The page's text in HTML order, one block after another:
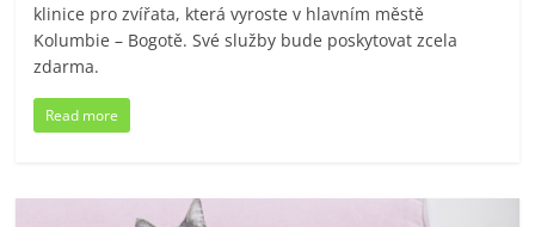
klinice pro zvířata, která vyroste v hlavním městě
Kolumbie – Bogotě. Své služby bude poskytovat zcela
zdarma.
Read more